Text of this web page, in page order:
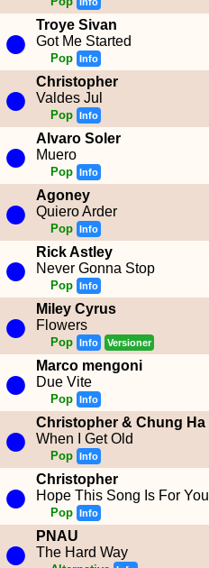
●
Troye Sivan
Got Me Started
Pop Info
●
Christopher
Valdes Jul
Pop Info
●
Alvaro Soler
Muero
Pop Info
●
Agoney
Quiero Arder
Pop Info
●
Rick Astley
Never Gonna Stop
Pop Info
●
Miley Cyrus
Flowers
Pop Info Versioner
●
Marco mengoni
Due Vite
Pop Info
●
Christopher & Chung Ha
When I Get Old
Pop Info
●
Christopher
Hope This Song Is For You
Pop Info
●
PNAU
The Hard Way